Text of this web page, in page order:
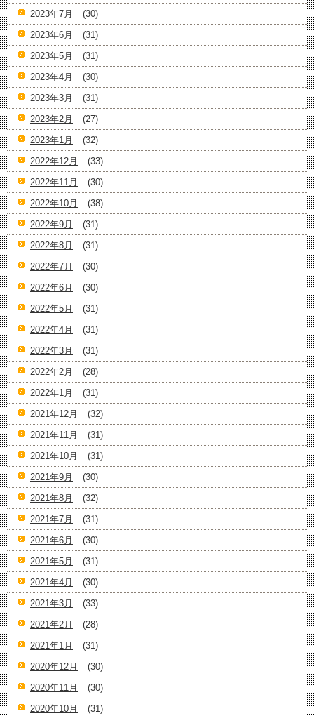
2023年7月
(30)
2023年6月
(31)
2023年5月
(31)
2023年4月
(30)
2023年3月
(31)
2023年2月
(27)
2023年1月
(32)
2022年12月
(33)
2022年11月
(30)
2022年10月
(38)
2022年9月
(31)
2022年8月
(31)
2022年7月
(30)
2022年6月
(30)
2022年5月
(31)
2022年4月
(31)
2022年3月
(31)
2022年2月
(28)
2022年1月
(31)
2021年12月
(32)
2021年11月
(31)
2021年10月
(31)
2021年9月
(30)
2021年8月
(32)
2021年7月
(31)
2021年6月
(30)
2021年5月
(31)
2021年4月
(30)
2021年3月
(33)
2021年2月
(28)
2021年1月
(31)
2020年12月
(30)
2020年11月
(30)
2020年10月
(31)